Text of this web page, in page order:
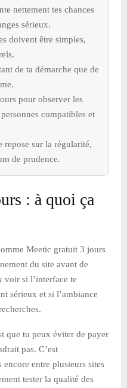
nettement tes chances
sérieux.
doivent être simples,
de ta démarche que de
pour observer les
compatibles et
repose sur la régularité,
de prudence.
: à quoi ça
Meetic gratuit 3 jours
du site avant de
voir si l’interface te
sérieux et si l’ambiance
que tu peux éviter de payer
pas. C’est
entre plusieurs sites
tester la qualité des